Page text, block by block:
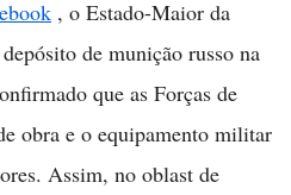
, o Estado-Maior da
de munição russo na
que as Forças de
obra e o equipamento militar
Assim, no oblast de